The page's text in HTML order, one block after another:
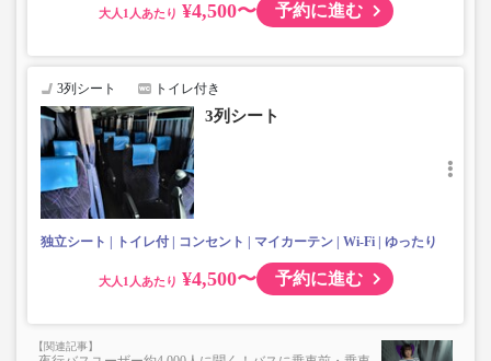
大人 ¥4,500〜 予約に進む
3列シート トイレ付き
3列シート
独立シート トイレ付 コンセント マイカーテン Wi-Fi ゆったり
大人 ¥4,500〜 予約に進む